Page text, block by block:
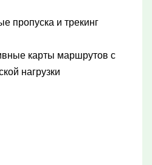
пропуска и трекинг
карты маршрутов с
нагрузки